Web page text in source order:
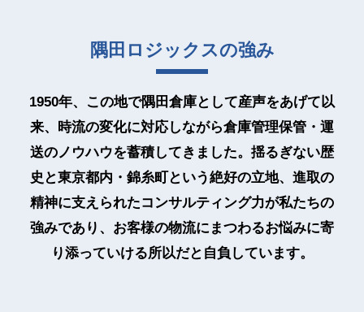
隅田ロジックスの強み
1950年、この地で隅田倉庫として産声をあげて以
来、 時流の変化に対応しながら倉庫管理保管・運
送のノウハウを蓄積してきました。 揺るぎない歴
史と東京都内・錦糸町という絶好の立地、進取の
精神に支えられたコンサルティング力が私たちの
強みであり、 お客様の物流にまつわるお悩みに寄
り添っていける所以だと自負しています。